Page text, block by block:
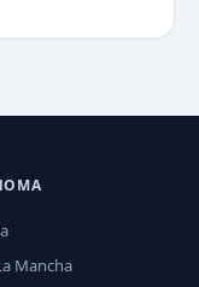
Mancha